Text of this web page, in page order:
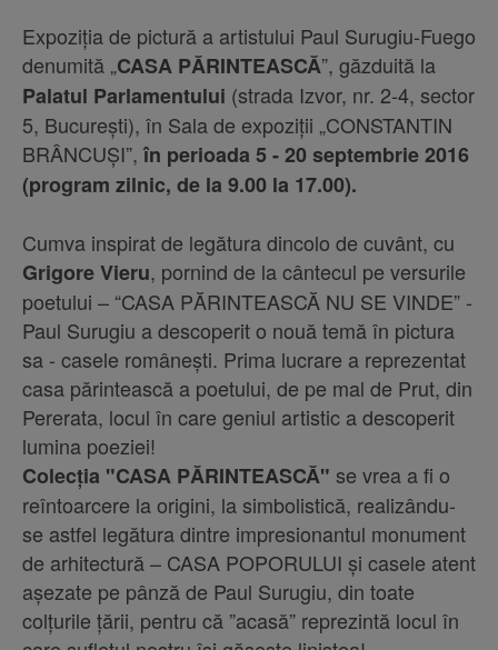
Expoziția de pictură a artistului Paul Surugiu-Fuego
denumită „CASA PĂRINTEASCĂ”, găzduită la
Palatul Parlamentului (strada Izvor, nr. 2-4, sector
5, București), în Sala de expoziții „CONSTANTIN
BRÂNCUȘI”, în perioada 5 - 20 septembrie 2016
(program zilnic, de la 9.00 la 17.00).
Cumva inspirat de legătura dincolo de cuvânt, cu
Grigore Vieru, pornind de la cântecul pe versurile
poetului – “CASA PĂRINTEASCĂ NU SE VINDE” -
Paul Surugiu a descoperit o nouă temă în pictura
sa - casele românești. Prima lucrare a reprezentat
casa părintească a poetului, de pe mal de Prut, din
Pererata, locul în care geniul artistic a descoperit
lumina poeziei!
Colecția "CASA PĂRINTEASCĂ" se vrea a fi o
reîntoarcere la origini, la simbolistică, realizându-
se astfel legătura dintre impresionantul monument
de arhitectură – CASA POPORULUI și casele atent
așezate pe pânză de Paul Surugiu, din toate
colțurile țării, pentru că ”acasă” reprezintă locul în